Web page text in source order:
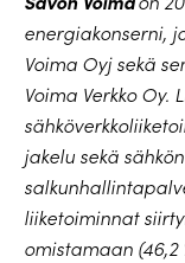
energiakonserni,
Voima Oyj sekä
Voima Verkko
jakelu sekä
liiketoiminnat
omistamaan (46,2